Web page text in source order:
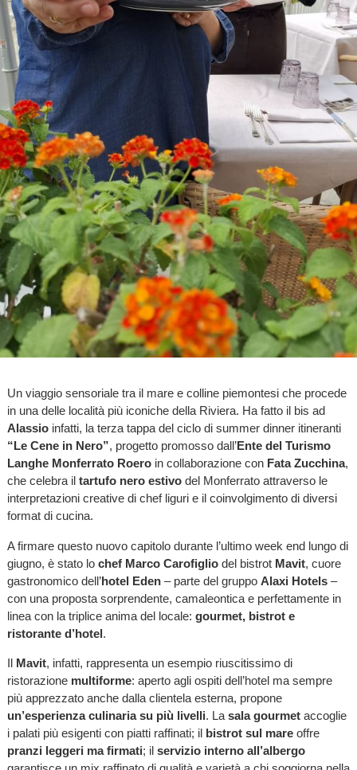
Un viaggio sensoriale tra il mare e colline piemontesi che procede
in una delle località più iconiche della Riviera. Ha fatto il bis ad
Alassioinfatti, la terza tappa del ciclo di summer dinner itineranti
“Le Cene in Nero”, progetto promosso dall’Ente del Turismo
Langhe Monferrato Roeroin collaborazione con Fata Zucchina,
che celebra il tartufo nero estivodel Monferrato attraverso le
interpretazioni creative di chef liguri e il coinvolgimento di diversi
format di cucina.
A firmare questo nuovo capitolo durante l’ultimo week end lungo di
giugno, è stato lo chef Marco Carofigliodel bistrot Mavit, cuore
gastronomico dell’hotel Eden– parte del gruppo Alaxi Hotels–
con una proposta sorprendente, camaleontica e perfettamente in
linea con la triplice anima del locale: gourmet, bistrot e
ristorante d’hotel.
Il Mavit, infatti, rappresenta un esempio riuscitissimo di
ristorazione multiforme: aperto agli ospiti dell’hotel ma sempre
più apprezzato anche dalla clientela esterna, propone
un’esperienza culinaria su più livelli. La sala gourmetaccoglie
i palati più esigenti con piatti raffinati; il bistrot sul mareoffre
pranzi leggeri ma firmati; il servizio interno all’albergo